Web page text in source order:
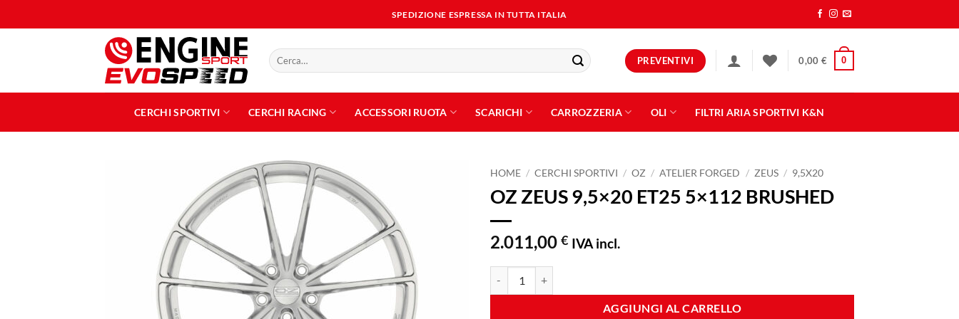
ai
SPEDIZIONE ESPRESSA IN TUTTA ITALIA
Cerca: PREVENTIVI 0,00 € 0
CERCHI SPORTIVI CERCHI RACING ACCESSORI RUOTA SCARICHI CARROZZERIA OLI FILTRI ARIA SPORTIVI K&N
HOME / CERCHI SPORTIVI / OZ / ATELIER FORGED / ZEUS / 9,5X20
OZ ZEUS 9,5×20 ET25 5×112 BRUSHED
2.011,00 € IVA incl.
AGGIUNGI AL CARRELLO